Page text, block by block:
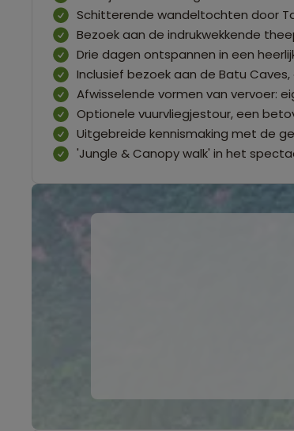
Schitterende wandeltochten door
Bezoek aan de indrukwekkende
Drie dagen ontspannen in een
Inclusief bezoek aan de Batu
Afwisselende vormen van vervoer:
Optionele vuurvliegjestour, een
Uitgebreide kennismaking met de
'Jungle & Canopy walk' in het